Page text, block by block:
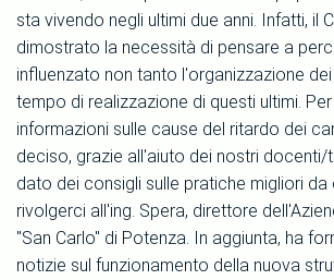
sta vivendo negli ultimi due anni. Infatti, il
dimostrato la necessità di pensare a
influenzato non tanto l'organizzazione
tempo di realizzazione di questi ultimi.
informazioni sulle cause del ritardo dei
deciso, grazie all'aiuto dei nostri docenti/
dato dei consigli sulle pratiche migliori da
rivolgerci all'ing. Spera, direttore
"San Carlo" di Potenza. In aggiunta, ha
notizie sul funzionamento della nuova